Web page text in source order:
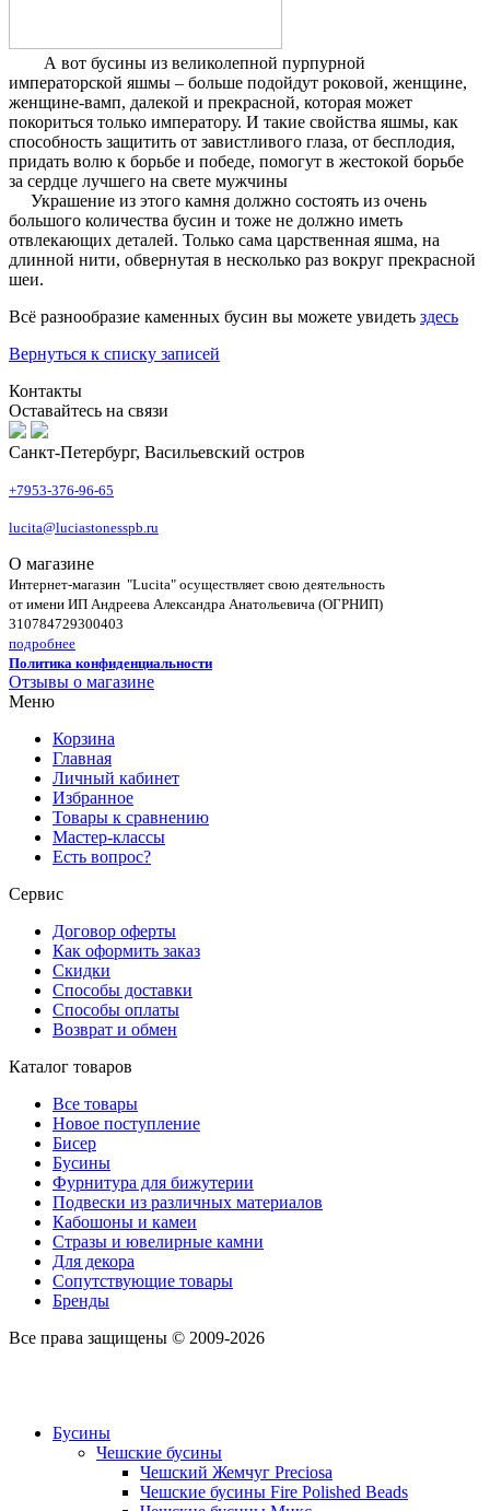
А вот бусины из великолепной пурпурной
императорской яшмы – больше подойдут роковой, женщине,
женщине-вамп, далекой и прекрасной, которая может
покориться только императору. И такие свойства яшмы, как
способность защитить от завистливого глаза, от бесплодия,
придать волю к борьбе и победе, помогут в жестокой борьбе
за сердце лучшего на свете мужчины
Украшение из этого камня должно состоять из очень
большого количества бусин и тоже не должно иметь
отвлекающих деталей. Только сама царственная яшма, на
длинной нити, обвернутая в несколько раз вокруг прекрасной
шеи.
Всё разнообразие каменных бусин вы можете увидеть здесь
Вернуться к списку записей
Контакты
Оставайтесь на связи
Санкт-Петербург, Васильевский остров
+7953-376-96-65
lucita@luciastonesspb.ru
О магазине
Интернет-магазин "Lucita" осуществляет свою деятельность
от имени ИП Андреева Александра Анатольевича (ОГРНИП)
310784729300403
подробнее
Политика конфиденциальности
Отзывы о магазине
Меню
Корзина
Главная
Личный кабинет
Избранное
Товары к сравнению
Мастер-классы
Есть вопрос?
Сервис
Договор оферты
Как оформить заказ
Скидки
Способы доставки
Способы оплаты
Возврат и обмен
Каталог товаров
Все товары
Новое поступление
Бисер
Бусины
Фурнитура для бижутерии
Подвески из различных материалов
Кабошоны и камеи
Стразы и ювелирные камни
Для декора
Сопутствующие товары
Бренды
Все права защищены © 2009-2026
Бусины
Чешские бусины
Чешский Жемчуг Preciosa
Чешские бусины Fire Polished Beads